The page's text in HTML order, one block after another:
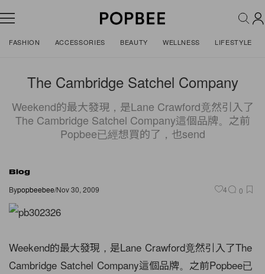
FASHION ACCESSORIES BEAUTY WELLNESS LIFESTYLE
The Cambridge Satchel Company
Weekend的最大發現，是Lane Crawford竟然引入了
The Cambridge Satchel Company這個品牌。之前
Popbee已經想買的了，也send
Blog
Bypopbeebee/Nov 30, 2009 4 0
Weekend的最大發現，是Lane Crawford竟然引入了The
Cambridge Satchel Company這個品牌。之前Popbee已